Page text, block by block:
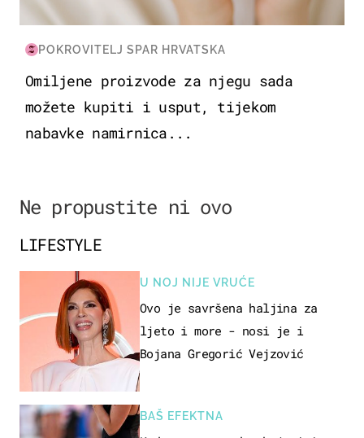
POKROVITELJ SPAR HRVATSKA
Omiljene proizvode za njegu sada
možete kupiti i usput, tijekom
nabavke namirnica...
Ne propustite ni ovo
LIFESTYLE
U NOJ NIJE VRUĆE
Ovo je savršena haljina za
ljeto i more - nosi je i
Bojana Gregorić Vejzović
BAŠ EFEKTNA